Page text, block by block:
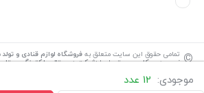
موجودی: 12 عدد
© تمامی حقوق این سایت متعلق بهفروشگاه لوازم قنادی و
نویسی:سپکام سیستماجرا:شرکت دیجیتال مارکتینگ سپتا